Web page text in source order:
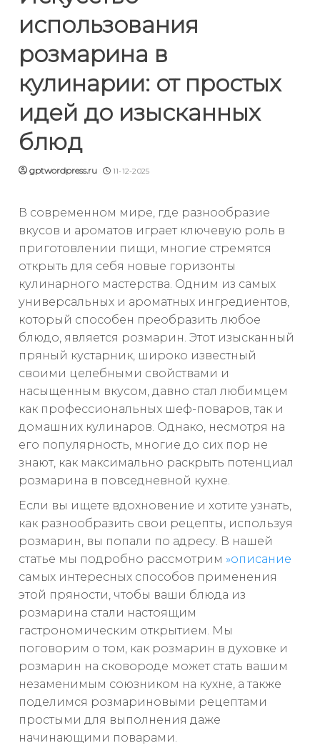
использования
розмарина в
кулинарии: от простых
идей до изысканных
блюд
gptwordpress.ru 11-12-2025
В современном мире, где разнообразие
вкусов и ароматов играет ключевую роль в
приготовлении пищи, многие стремятся
открыть для себя новые горизонты
кулинарного мастерства. Одним из самых
универсальных и ароматных ингредиентов,
который способен преобразить любое
блюдо, является розмарин. Этот изысканный
пряный кустарник, широко известный
своими целебными свойствами и
насыщенным вкусом, давно стал любимцем
как профессиональных шеф-поваров, так и
домашних кулинаров. Однако, несмотря на
его популярность, многие до сих пор не
знают, как максимально раскрыть потенциал
розмарина в повседневной кухне.
Если вы ищете вдохновение и хотите узнать,
как разнообразить свои рецепты, используя
розмарин, вы попали по адресу. В нашей
статье мы подробно рассмотрим »описание
самых интересных способов применения
этой пряности, чтобы ваши блюда из
розмарина стали настоящим
гастрономическим открытием. Мы
поговорим о том, как розмарин в духовке и
розмарин на сковороде может стать вашим
незаменимым союзником на кухне, а также
поделимся розмариновыми рецептами
простыми для выполнения даже
начинающими поварами.